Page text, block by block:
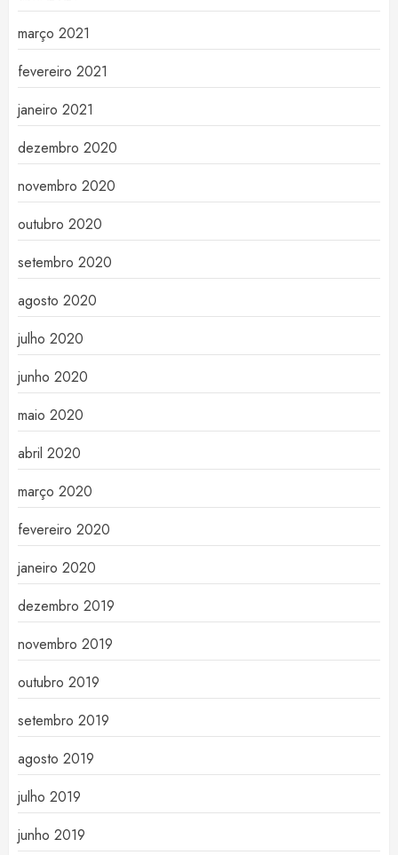
março 2021
fevereiro 2021
janeiro 2021
dezembro 2020
novembro 2020
outubro 2020
setembro 2020
agosto 2020
julho 2020
junho 2020
maio 2020
abril 2020
março 2020
fevereiro 2020
janeiro 2020
dezembro 2019
novembro 2019
outubro 2019
setembro 2019
agosto 2019
julho 2019
junho 2019